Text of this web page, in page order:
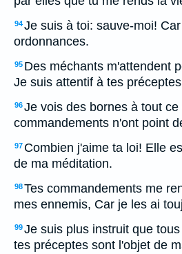
94Je suis à toi: sauve-moi!
ordonnances.
95 Des méchants m'attendent
Je suis attentif à tes
96Je vois des bornes à tout
commandements n'ont point
97 Combien j'aime ta loi! Elle
de ma méditation.
98Tes commandements me
mes ennemis, Car je les ai
99Je suis plus instruit que
tes préceptes sont l'objet de